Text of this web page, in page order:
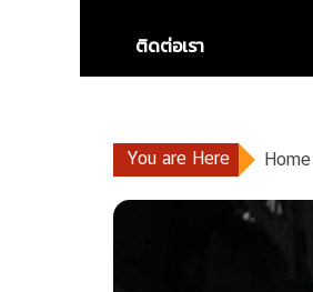
ติดต่อเรา
You are Here Home